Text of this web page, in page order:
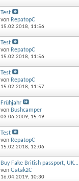
Test
von RepatopC
15.02.2018, 11:56
Test
von RepatopC
15.02.2018, 11:56
Test
von RepatopC
15.02.2018, 11:57
Frühjahr
von Bushcamper
03.06.2009, 15:49
Test
von RepatopC
15.02.2018, 12:06
Buy Fake British passport, UK...
von Gatak2C
16.04.2019, 10:30